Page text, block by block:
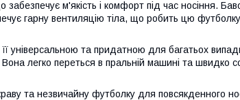
м'якість і комфорт під час носіння.
гарну вентиляцію тіла, що робить цю
універсальною та придатною для багатьох
легко переться в пральній машині та швидко
та незвичайну футболку для повсякденного